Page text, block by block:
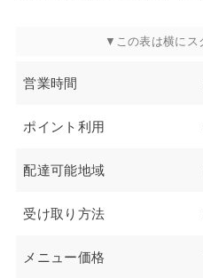
営業時間
ポイント利用
配達可能地域
受け取り方法
メニュー価格